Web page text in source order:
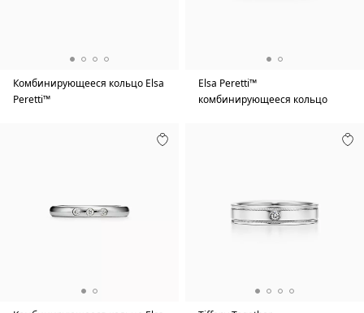
Комбинирующееся кольцо Elsa
Peretti™
Elsa Peretti™
комбинирующееся кольцо